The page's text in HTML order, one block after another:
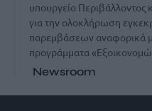
υπουργείο Περιβάλλοντος
για την ολοκλήρωση
παρεμβάσεων αναφορικά
προγράμματα
Newsroom